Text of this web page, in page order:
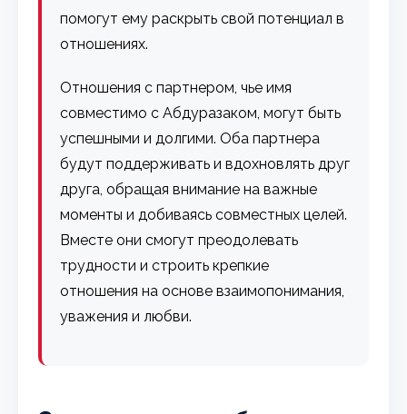
помогут ему раскрыть свой потенциал в
отношениях.
Отношения с партнером, чье имя
совместимо с Абдуразаком, могут быть
успешными и долгими. Оба партнера
будут поддерживать и вдохновлять друг
друга, обращая внимание на важные
моменты и добиваясь совместных целей.
Вместе они смогут преодолевать
трудности и строить крепкие
отношения на основе взаимопонимания,
уважения и любви.